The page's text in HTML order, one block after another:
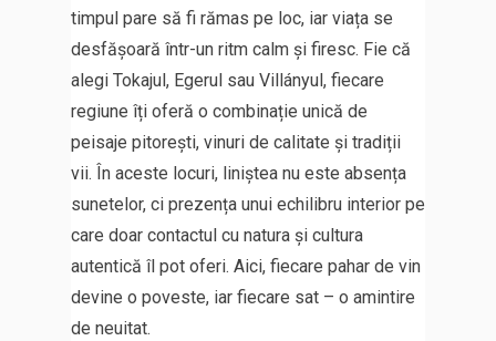
timpul pare să fi rămas pe loc, iar viața se
desfășoară într-un ritm calm și firesc. Fie că
alegi Tokajul, Egerul sau Villányul, fiecare
regiune îți oferă o combinație unică de
peisaje pitorești, vinuri de calitate și tradiții
vii. În aceste locuri, liniștea nu este absența
sunetelor, ci prezența unui echilibru interior pe
care doar contactul cu natura și cultura
autentică îl pot oferi. Aici, fiecare pahar de vin
devine o poveste, iar fiecare sat – o amintire
de neuitat.